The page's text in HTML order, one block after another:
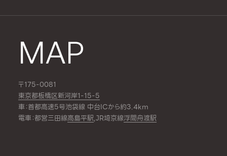
MAP
〒175-0081
東京都板橋区新河岸1-15-5
車：首都高速5号池袋線 中台ICから約3.4km
電車：都営三田線高島平駅,JR埼京線浮間舟渡駅